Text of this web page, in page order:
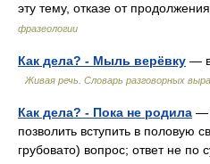
эту тему, отказе от
фразеологии
Как дела? - Мыль верёвку —
Живая речь. Словарь разговорных
Как дела? - Пока не родила —
позволить вступить в половую
грубовато) вопрос; ответ не